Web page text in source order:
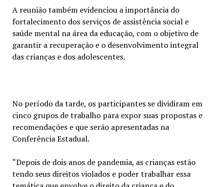
A reunião também evidenciou a importância do
fortalecimento dos serviços de assistência social e
saúde mental na área da educação, com o objetivo de
garantir a recuperação e o desenvolvimento integral
das crianças e dos adolescentes.
No período da tarde, os participantes se dividiram em
cinco grupos de trabalho para expor suas propostas e
recomendações e que serão apresentadas na
Conferência Estadual.
“Depois de dois anos de pandemia, as crianças estão
tendo seus direitos violados e poder trabalhar essa